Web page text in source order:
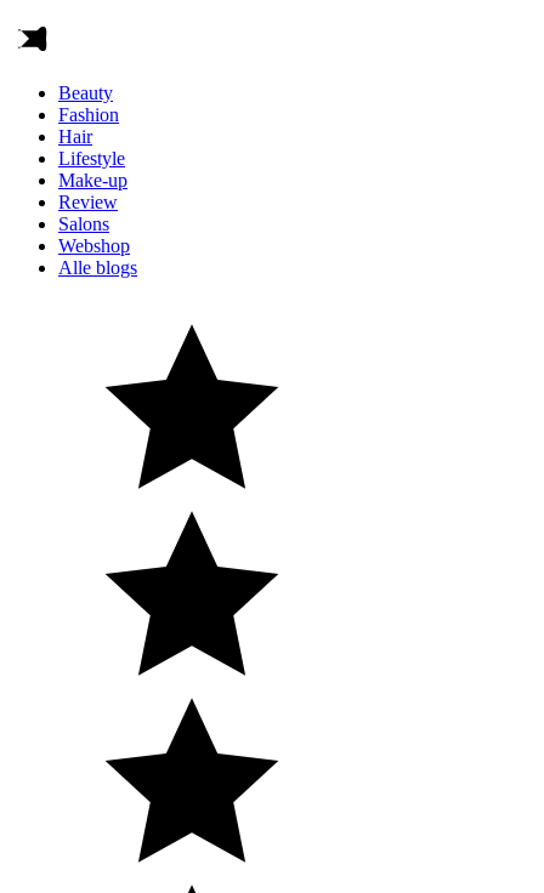
Beauty
Fashion
Hair
Lifestyle
Make-up
Review
Salons
Webshop
Alle blogs